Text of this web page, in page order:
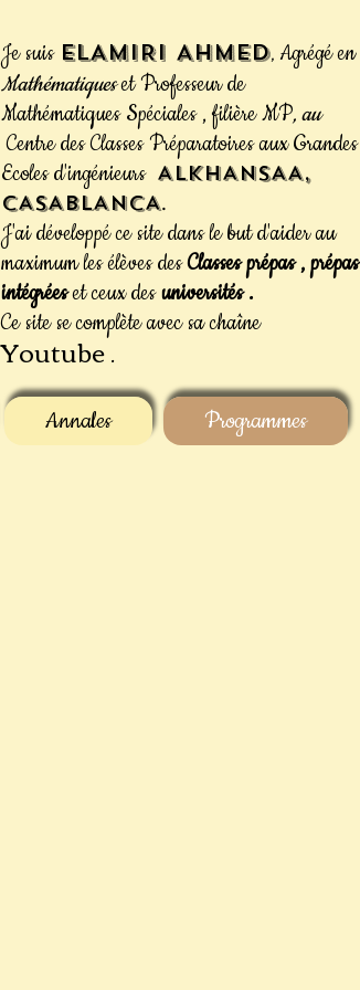
Je suis ELAMIRI Ahmed, Agrégé en
Mathématiqueset Professeur de
Mathématiques Spéciales , filière MP, au
Centre des Classes Préparatoires aux Grandes
Ecoles d'ingénieurs ALKHANSAA,
CASABLANCA.
J'ai développé ce site dans le but d'aider au
maximum lesélèves desClasses prépas , prépas
intégréeset ceux desuniversités .
Ce site se complète avec sa chaîne
Youtube .
Annales Programmes